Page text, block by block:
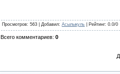
Просмотров: 563 | Добавил: Асылыкуль Рейтинг: 0.0/0
Всего комментариев: 0